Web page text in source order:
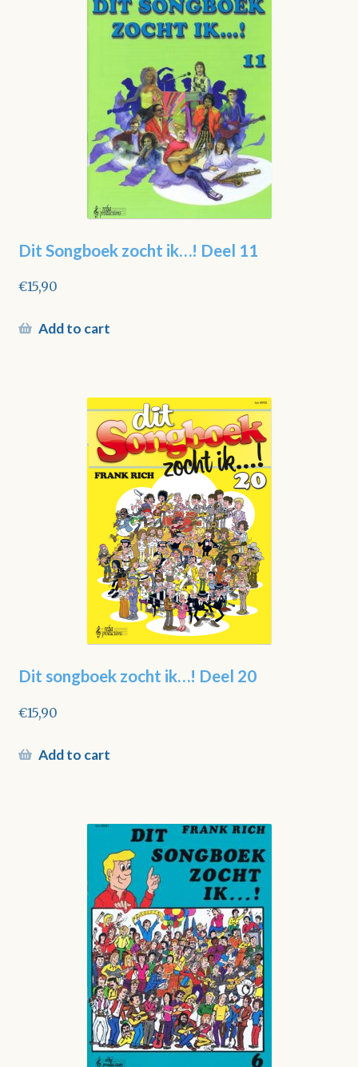
Dit Songboek zocht ik…! Deel 11
€15,90
Add to cart
Dit songboek zocht ik…! Deel 20
€15,90
Add to cart